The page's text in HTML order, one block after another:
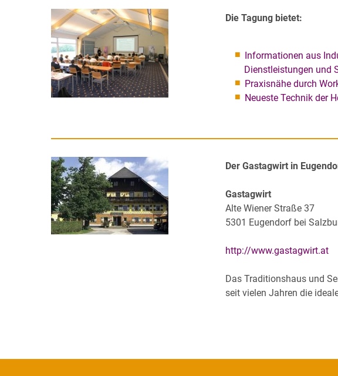
Die Tagung bietet:
Informationen aus
Dienstleistungen und
Praxisnähe durch
Neueste Technik der
Der Gastagwirt in
Gastagwirt
Alte Wiener Straße 37
5301 Eugendorf bei
http://www.gastagwirt.at
Das Traditionshaus und
seit vielen Jahren die